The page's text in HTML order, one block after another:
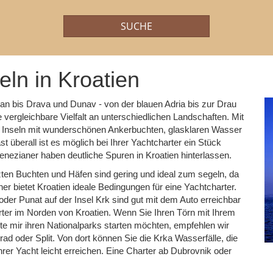
SUCHE
in Kroatien
bis Drava und Dunav - von der blauen Adria bis zur Drau
Vielfalt an unterschiedlichen Landschaften. Mit
mit wunderschönen Ankerbuchten, glasklaren Wasser
überall ist es möglich bei Ihrer Yachtcharter ein Stück
haben deutliche Spuren in Kroatien hinterlassen.
Buchten und Häfen sind gering und ideal zum segeln, da
bietet Kroatien ideale Bedingungen für eine Yachtcharter.
Punat auf der Insel Krk sind gut mit dem Auto erreichbar
im Norden von Kroatien. Wenn Sie Ihren Törn mit Ihrem
mir ihren Nationalparks starten möchten, empfehlen wir
oder Split. Von dort können Sie die Krka Wasserfälle, die
Yacht leicht erreichen. Eine Charter ab Dubrovnik oder